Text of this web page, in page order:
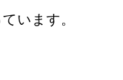
います。